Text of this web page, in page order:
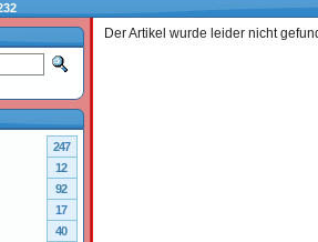
Der Artikel wurde leider nicht
247
12
92
17
40